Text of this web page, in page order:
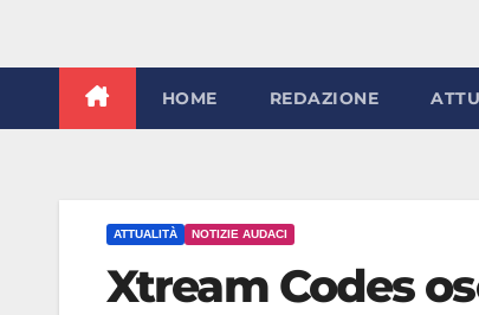
HOME REDAZIONE
ATTUALITÀ NOTIZIE AUDACI
Xtream Codes